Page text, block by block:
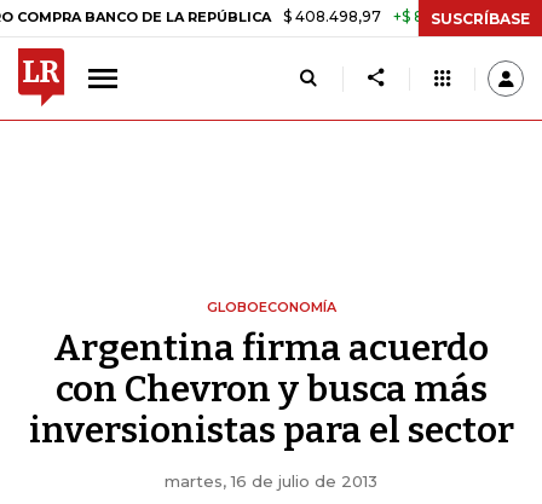
BANCO DE LA REPÚBLICA $ 408.498,97 +$ 8.753,81 +2,19%
SUSCRÍBASE
GLOBOECONOMÍA
Argentina firma acuerdo
con Chevron y busca más
inversionistas para el sector
martes, 16 de julio de 2013